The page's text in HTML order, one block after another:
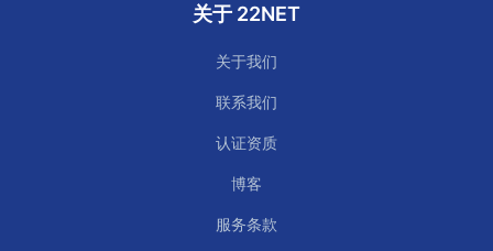
关于 22NET
关于我们
联系我们
认证资质
博客
服务条款